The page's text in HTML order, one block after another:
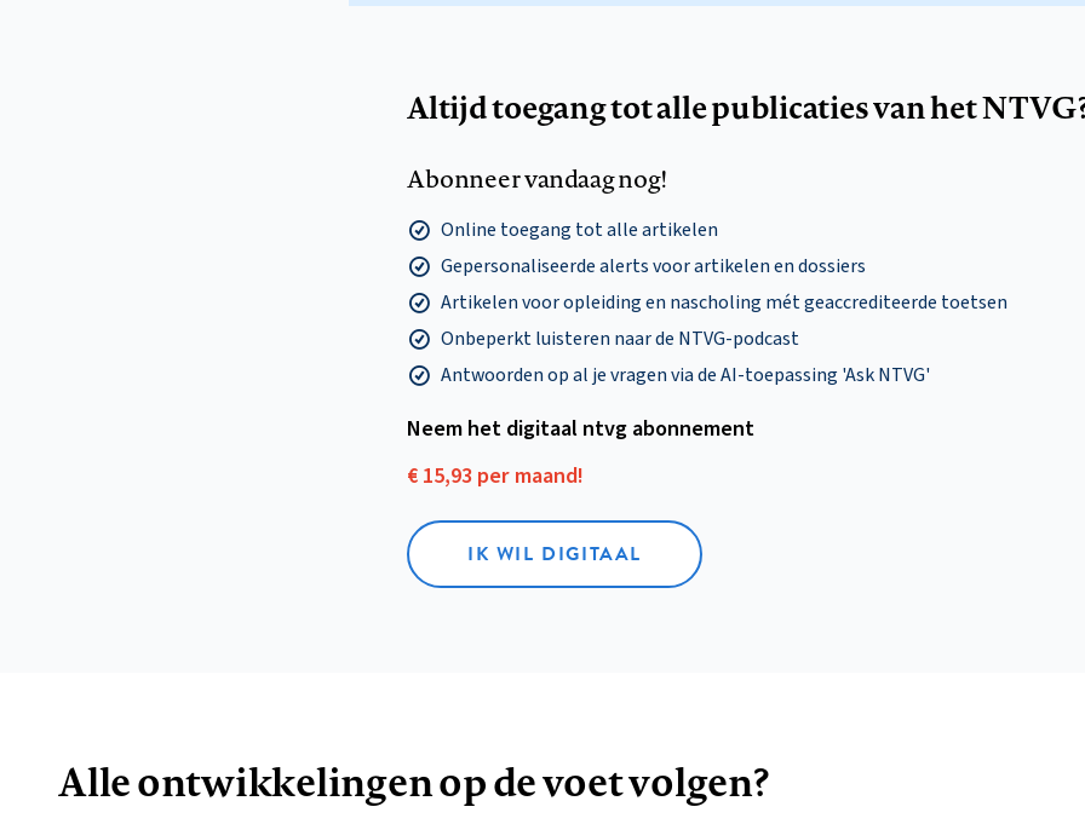
Altijd toegang tot alle publicaties van het
Abonneer vandaag nog!
Online toegang tot alle artikelen
Gepersonaliseerde alerts voor artikelen en dossiers
Artikelen voor opleiding en nascholing mét geaccrediteerde toetsen
Onbeperkt luisteren naar de NTVG-podcast
Antwoorden op al je vragen via de AI-toepassing 'Ask NTVG'
Neem het digitaal ntvg abonnement
€ 15,93 per maand!
IK WIL DIGITAAL
Alle ontwikkelingen op de voet volgen?